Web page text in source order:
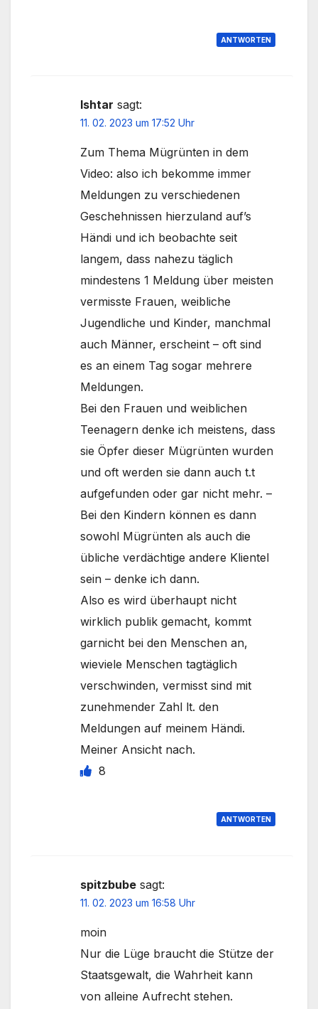
ANTWORTEN
Ishtar sagt:
11. 02. 2023 um 17:52 Uhr
Zum Thema Mügrünten in dem
Video: also ich bekomme immer
Meldungen zu verschiedenen
Geschehnissen hierzuland auf’s
Händi und ich beobachte seit
langem, dass nahezu täglich
mindestens 1 Meldung über meisten
vermisste Frauen, weibliche
Jugendliche und Kinder, manchmal
auch Männer, erscheint – oft sind
es an einem Tag sogar mehrere
Meldungen.
Bei den Frauen und weiblichen
Teenagern denke ich meistens, dass
sie Öpfer dieser Mügrünten wurden
und oft werden sie dann auch t.t
aufgefunden oder gar nicht mehr. –
Bei den Kindern können es dann
sowohl Mügrünten als auch die
übliche verdächtige andere Klientel
sein – denke ich dann.
Also es wird überhaupt nicht
wirklich publik gemacht, kommt
garnicht bei den Menschen an,
wieviele Menschen tagtäglich
verschwinden, vermisst sind mit
zunehmender Zahl lt. den
Meldungen auf meinem Händi.
Meiner Ansicht nach.
8
ANTWORTEN
spitzbube sagt:
11. 02. 2023 um 16:58 Uhr
moin
Nur die Lüge braucht die Stütze der
Staatsgewalt, die Wahrheit kann
von alleine Aufrecht stehen.